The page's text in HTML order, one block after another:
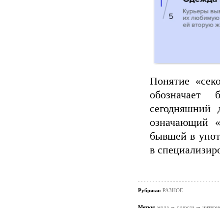
Понятие
сегодняшний
означающий
бывшей в
в
Рубрики: РАЗНОЕ